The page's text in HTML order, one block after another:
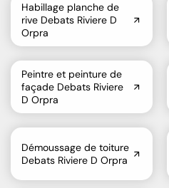
Habillage planche de
rive Debats Riviere D
Orpra
Peintre et peinture de
façade Debats Riviere
D Orpra
Démoussage de toiture
Debats Riviere D Orpra